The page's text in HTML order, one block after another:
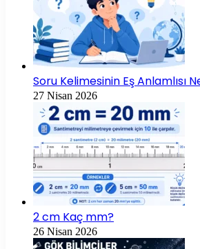
Soru Kelimesinin Eş Anlamlısı
27 Nisan 2026
2 cm Kaç mm?
26 Nisan 2026